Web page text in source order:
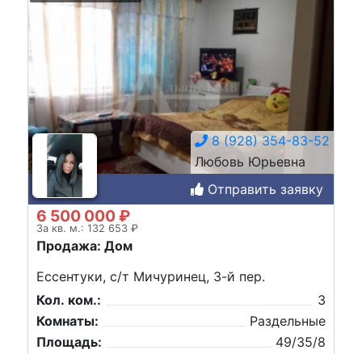
8 (928) 354-83-52
Любовь Юрьевна
Отправить заявку
6 500 000 ₽
За кв. м.: 132 653 ₽
Продажа: Дом
Ессентуки, с/т Мичуринец, 3-й пер.
Кол. ком.:
3
Комнаты:
Раздельные
Площадь:
49/35/8